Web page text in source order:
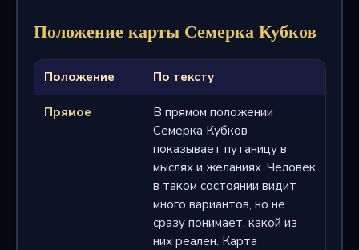
Положение карты Семерка Кубков
Положение По тексту
Прямое
В прямом положении
Семерка Кубков
показывает путаницу в
мыслях и желаниях. Человек
в таком состоянии видит
много вариантов, но не
сразу понимает, какой из
них реален. Карта